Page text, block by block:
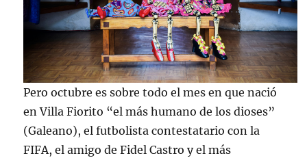
Pero octubre es sobre todo el mes en que nació
en Villa Fiorito “el más humano de los dioses”
(Galeano), el futbolista contestatario con la
FIFA, el amigo de Fidel Castro y el más